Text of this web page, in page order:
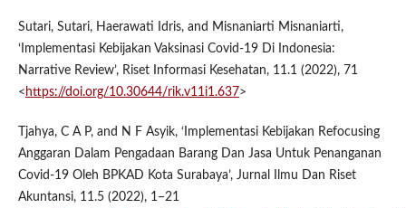
Sutari, Sutari, Haerawati Idris, and Misnaniarti Misnaniarti,
‘Implementasi Kebijakan Vaksinasi Covid-19 Di Indonesia:
Narrative Review’, Riset Informasi Kesehatan, 11.1 (2022), 71
< https://doi.org/10.30644/rik.v11i1.637>
Tjahya, C A P, and N F Asyik, ‘Implementasi Kebijakan Refocusing
Anggaran Dalam Pengadaan Barang Dan Jasa Untuk Penanganan
Covid-19 Oleh BPKAD Kota Surabaya’, Jurnal Ilmu Dan Riset
Akuntansi, 11.5 (2022), 1–21